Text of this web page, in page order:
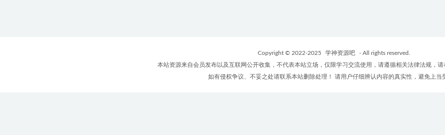
Copyright © 2022-2025 学神资源吧
- All rights reserved.
本站资源来自会员发布以及互联网公开收集，不代表本站立场，仅限学习交流使用，请遵循相关法律法规，请
如有侵权争议、不妥之处请联系本站删除处理！ 请用户仔细辨认内容的真实性，避免上当